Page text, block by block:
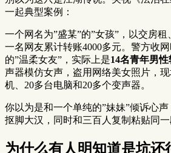
一起典型案例：
一个网名为”盛某”的”女孩”，以交房
一名网友累计转账4000多元。警方收
的”温柔女友”，实际上是14名青年男
声器模仿女声，盗用网络美女照片，
机、20多台电脑和20多个变声器。
你以为是和一个单纯的”妹妹”倾诉心
抠脚大汉，同时和三百人复制粘贴同一
为什么有人明知道是坑还